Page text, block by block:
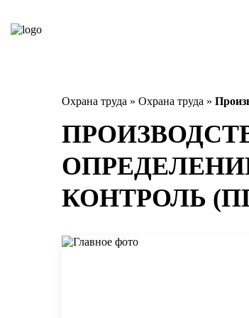
Охрана труда » Охрана труда »
КОНТРОЛЬ